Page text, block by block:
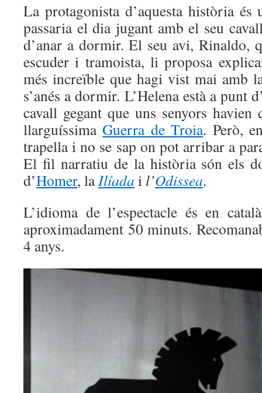
La protagonista d’aquesta història és
passaria el dia jugant amb el seu
d’anar a dormir. El seu avi, Rinaldo,
escuder i tramoista, li proposa
més increïble que hagi vist mai amb
s’anés a dormir. L’Helena està a punt
cavall gegant que uns senyors
llarguíssimaGuerra de Troia. Però,
trapella i no se sap on pot arribar a
El fil narratiu de la història són els
d’Homer, laIlíada i l’Odissea.
L’idioma de l’espectacle és en
aproximadament 50 minuts.
4 anys.